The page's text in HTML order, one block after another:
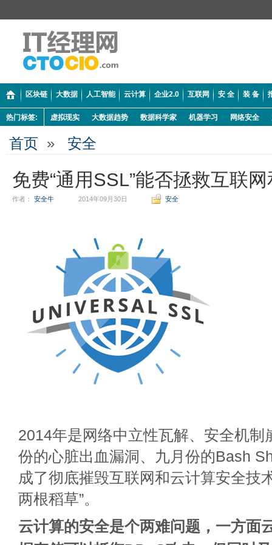
区块链 大数据 人工智能 云计算 企业2.0 互联网 安 全 装 备
热门标签: 虚拟现实 大数据趋势 数据科学家 机器学习 网络安全
首页 » 安全
免费“通用SSL”能否拯救互联
作者： 安全牛 2014年09月30日 安全
2014年是网络中立性瓦解、安全机制
份的心脏出血漏洞、九月份的Bash
成了彻底摧毁互联网和云计算安全技
两根稻草”。
云计算的安全是个两难问题，一方面